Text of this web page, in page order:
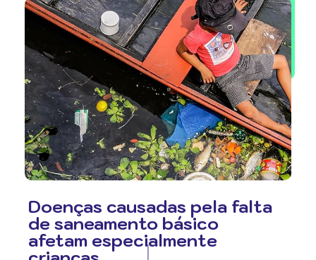
Doenças causadas pela falta
de saneamento básico
afetam especialmente